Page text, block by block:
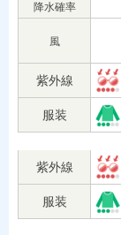
降水確率
風
紫外線
服装
紫外線
服装